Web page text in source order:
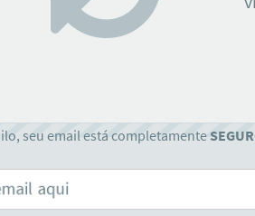
seu email está completamente